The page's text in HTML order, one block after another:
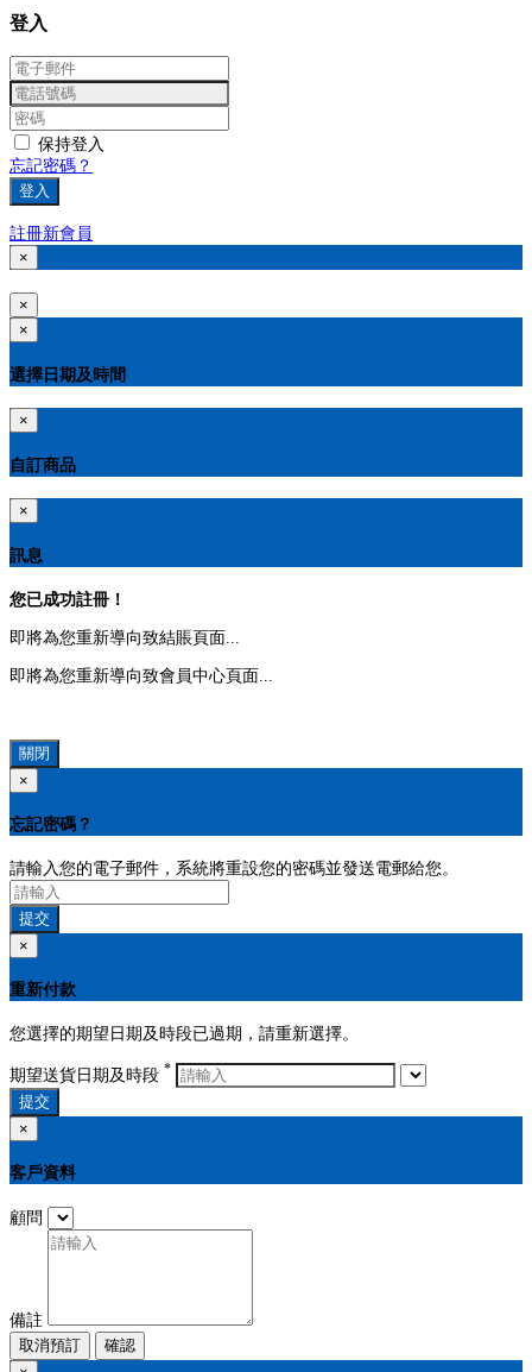
登入
保持登入
忘記密碼？
登入
註冊新會員
×
×
×
選擇日期及時間
×
自訂商品
×
訊息
您已成功註冊！
即將為您重新導向致結賬頁面...
即將為您重新導向致會員中心頁面...
關閉
×
忘記密碼？
請輸入您的電子郵件，系統將重設您的密碼並發送電郵給您。
提交
×
重新付款
您選擇的期望日期及時段已過期，請重新選擇。
期望送貨日期及時段 *
提交
×
客戶資料
顧問
備註
取消預訂
確認